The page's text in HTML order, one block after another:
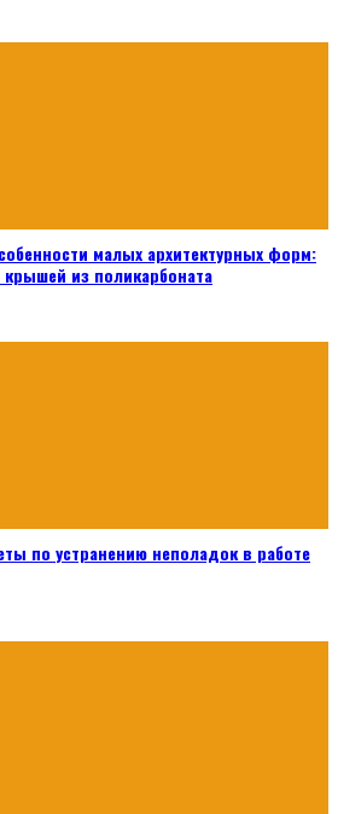
малых архитектурных форм:
крышей из поликарбоната
по устранению неполадок в работе